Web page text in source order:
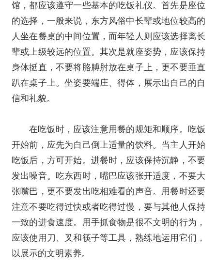
馆，都应该遵守一些基本的吃饭礼仪。首先是座位
的选择，一般来说，东方风俗中长辈或地位较高的
人坐在餐桌的中间位置，而年轻人则应该选择离长
辈或上级较远的位置。其次是就座姿势，应该保持
身体挺直，不要将胳膊肘放在桌子上，更不要垂直
趴在桌子上。坐姿要端庄、得体，展示出自己的自
信和礼貌。
在吃饭时，应该注意用餐的规矩和顺序。吃饭
开始前，应先为自己倒上适量的饮料。当主人开始
吃饭后，方可开始。进餐时，应该保持沉静，不要
发出噪音。吃东西时，嘴巴应该张开适度，不要大
张嘴巴，更不要发出吃相难看的声音。用餐时还要
注意不要吃得过快或者吃得过慢，要与其他人保持
一致的进食速度。用手抓食物是很不文明的行为，
应该使用刀、叉和筷子等工具，熟练地运用它们，
以展示的文明素养。